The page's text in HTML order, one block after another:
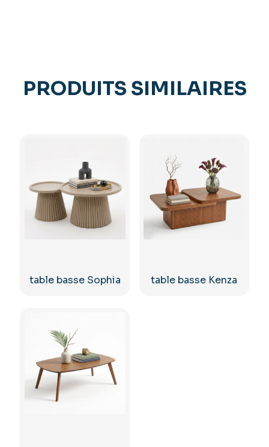
PRODUITS SIMILAIRES
table basse Sophia table basse Kenza